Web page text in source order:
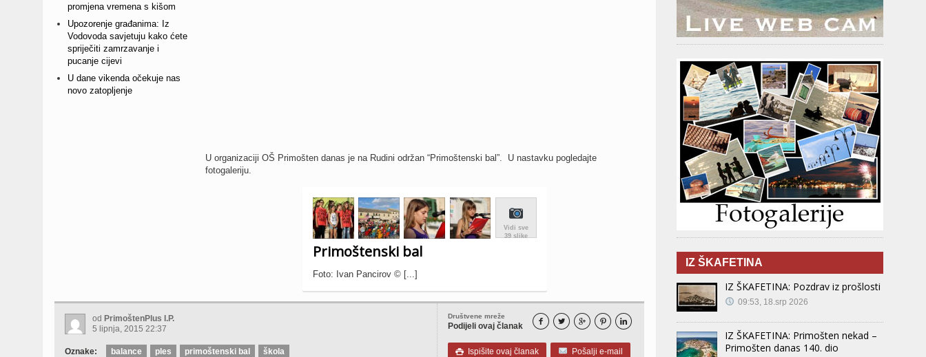
promjena vremena s kišom
Upozorenje građanima: Iz
Vodovoda savjetuju kako ćete
spriječiti zamrzavanje i
pucanje cijevi
U dane vikenda očekuje nas
novo zatopljenje
U organizaciji OŠ Primošten danas je na Rudini održan “Primoštenski bal”. U nastavku pogledajte
fotogaleriju.
Vidi sve
39 slike
Primoštenski bal
Foto: Ivan Pancirov © [...]
Društvene mreže
Podijeli ovaj članak     
 Ispišite ovaj članak Pošalji e-mail
od PrimoštenPlus I.P.
5 lipnja, 2015 22:37
Oznake: balance ples primoštenski bal škola
IZ ŠKAFETINA
IZ ŠKAFETINA: Pozdrav iz prošlosti
09:53, 18.srp 2026
IZ ŠKAFETINA: Primošten nekad –
Primošten danas 140. dio